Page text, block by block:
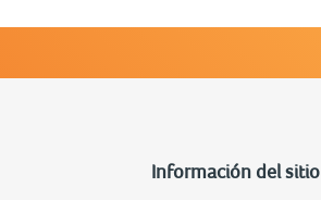
Información del sitio